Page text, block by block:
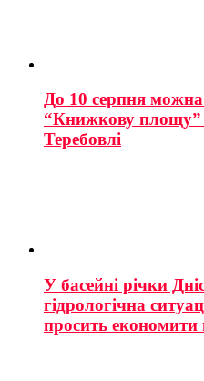
До 10 серпня
“Книжкову площу”
Теребовлі
У басейні річки
гідрологічна
просить економити